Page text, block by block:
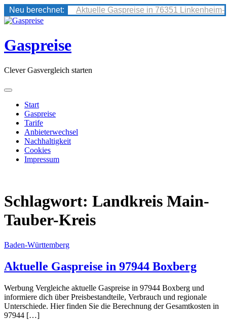
Neu berechnet:
Aktuelle Gaspreise in 76351 Linkenheim-
Skip
content
Gaspreise
Clever Gasvergleich starten
Start
Gaspreise
Tarife
Anbieterwechsel
Nachhaltigkeit
Cookies
Impressum
Schlagwort: Landkreis Main-
Tauber-Kreis
Baden-Württemberg
Aktuelle Gaspreise in 97944 Boxberg
Werbung Vergleiche aktuelle Gaspreise in 97944 Boxberg und
informiere dich über Preisbestandteile, Verbrauch und regionale
Unterschiede. Hier finden Sie die Berechnung der Gesamtkosten in
97944 […]